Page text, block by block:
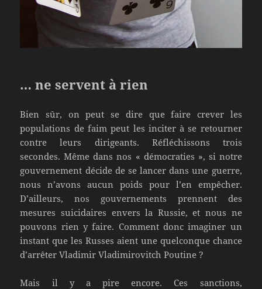
… ne servent à rien
Bien sûr, on peut se dire que faire crever les
populations de faim peut les inciter à se retourner
contre leurs dirigeants. Réfléchissons trois
secondes. Même dans nos « démocraties », si notre
gouvernement décide de se lancer dans une guerre,
nous n’avons aucun poids pour l’en empêcher.
D’ailleurs, nos gouvernements prennent des
mesures suicidaires envers la Russie, et nous ne
pouvons rien y faire. Comment donc imaginer un
instant que les Russes aient une quelconque chance
d’arrêter Vladimir Vladimirovitch Poutine ?
Mais il y a pire encore. Ces sanctions,